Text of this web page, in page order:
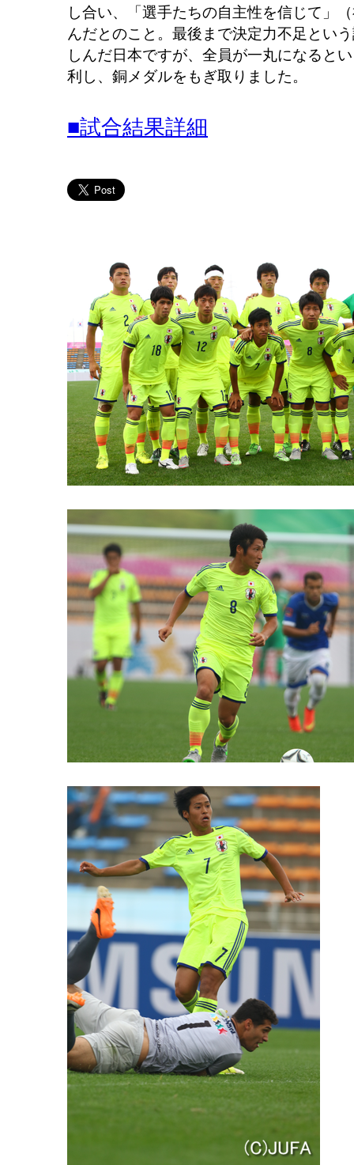
し合い、「選手たちの自主性を信じて」
んだとのこと。最後まで決定力不足とい
しんだ日本ですが、全員が一丸になると
利し、銅メダルをもぎ取りました。
■試合結果詳細